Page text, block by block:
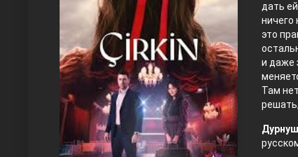
Правосyдие
дать
ничего
это
и даже
Там